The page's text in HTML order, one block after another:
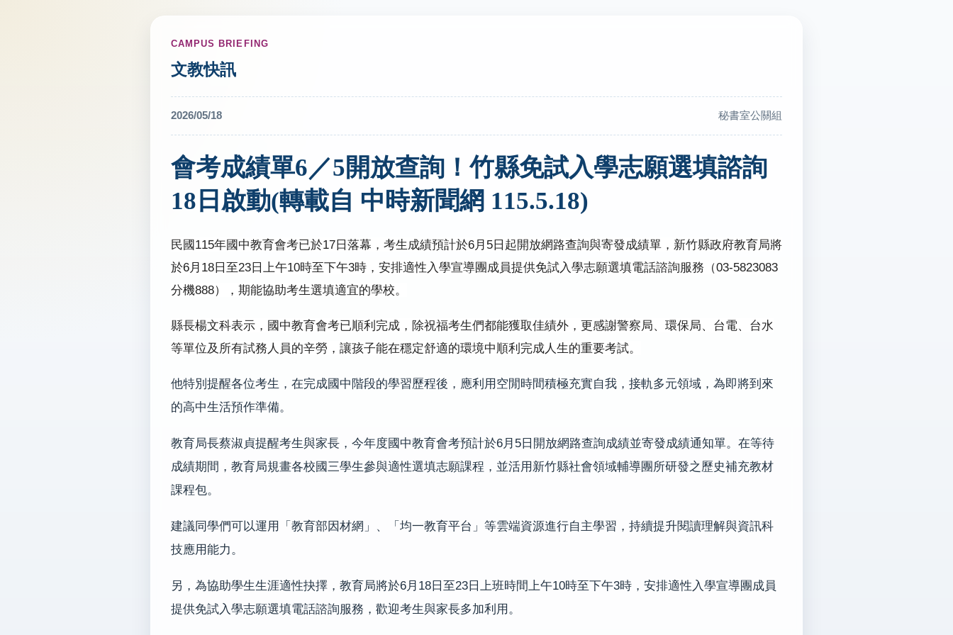
CAMPUS BRIEFING
文教快訊
2026/05/18 秘書室公關組
會考成績單6／5開放查詢！竹縣免試入學志願選填諮詢
18日啟動(轉載自 中時新聞網 115.5.18)
民國 115年國中教育會考已於17 日落幕，考生成績預計於6月 5 日起開放網路查詢與寄發成績單，新竹縣政府教育局將
於6月 18 日至23 日上午10時至下午3時，安排適性入學宣導團成員提供免試入學志願選填電話諮詢服務（03-5823083
分機888），期能協助考生選填適宜的學校。
縣長楊文科表示，國中教育會考已順利完成，除祝福考生們都能獲取佳績外，更感謝警察局、環保局、台電、台水
等單位及所有試務人員的辛勞，讓孩子能在穩定舒適的環境中順利完成人生的重要考試。
他特別提醒各位考生，在完成國中階段的學習歷程後，應利用空閒時間積極充實自我，接軌多元領域，為即將到來
的高中生活預作準備。
教育局長蔡淑貞提醒考生與家長，今年度國中教育會考預計於6月 5 日開放網路查詢成績並寄發成績通知單。在等待
成績期間，教育局規畫各校國三學生參與適性選填志願課程，並活用新竹縣社會領域輔導團所研發之歷史補充教材
課程包。
建議同學們可以運用「教育部因材網」、「均一教育平台」等雲端資源進行自主學習，持續提升閱讀理解與資訊科
技應用能力。
另，為協助學生生涯適性抉擇，教育局將於6月 18 日至23 日上班時間上午10時至下午3時，安排適性入學宣導團成員
提供免試入學志願選填電話諮詢服務，歡迎考生與家長多加利用。